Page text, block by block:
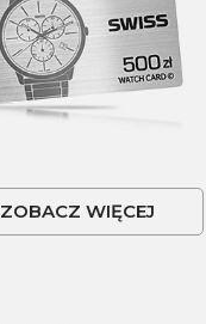
ZOBACZ WIĘCEJ